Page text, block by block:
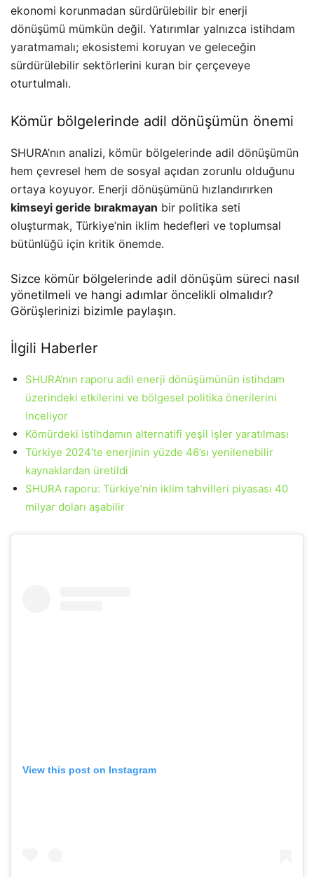
ekonomi korunmadan sürdürülebilir bir enerji
dönüşümü mümkün değil. Yatırımlar yalnızca istihdam
yaratmamalı; ekosistemi koruyan ve geleceğin
sürdürülebilir sektörlerini kuran bir çerçeveye
oturtulmalı.
Kömür bölgelerinde adil dönüşümün önemi
SHURA’nın analizi, kömür bölgelerinde adil dönüşümün
hem çevresel hem de sosyal açıdan zorunlu olduğunu
ortaya koyuyor. Enerji dönüşümünü hızlandırırken
kimseyi geride bırakmayan bir politika seti
oluşturmak, Türkiye’nin iklim hedefleri ve toplumsal
bütünlüğü için kritik önemde.
Sizce kömür bölgelerinde adil dönüşüm süreci nasıl
yönetilmeli ve hangi adımlar öncelikli olmalıdır?
Görüşlerinizi bizimle paylaşın.
İlgili Haberler
SHURA’nın raporu adil enerji dönüşümünün istihdam
üzerindeki etkilerini ve bölgesel politika önerilerini
inceliyor
Kömürdeki istihdamın alternatifi yeşil işler yaratılması
Türkiye 2024’te enerjinin yüzde 46’sı yenilenebilir
kaynaklardan üretildi
SHURA raporu: Türkiye’nin iklim tahvilleri piyasası 40
milyar doları aşabilir
View this post on Instagram